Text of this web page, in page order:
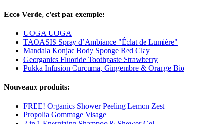
Ecco Verde, c'est par exemple:
UOGA UOGA
TAOASIS Spray d’Ambiance "Éclat de Lumière"
Mandala Konjac Body Sponge Red Clay
Georganics Fluoride Toothpaste Strawberry
Pukka Infusion Curcuma, Gingembre & Orange Bio
Nouveaux produits:
FREE! Organics Shower Peeling Lemon Zest
Propolia Gommage Visage